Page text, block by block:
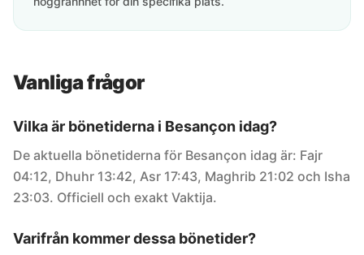
Vanliga frågor
Vilka är bönetiderna i Besançon idag?
De aktuella bönetiderna för Besançon idag är: Fajr
04:12, Dhuhr 13:42, Asr 17:43, Maghrib 21:02 och Isha
23:03. Officiell och exakt Vaktija.
Varifrån kommer dessa bönetider?